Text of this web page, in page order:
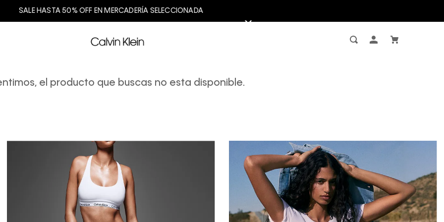
SALE HASTA 50% OFF EN MERCADERÍA SELECCIONADA
el producto que buscas no esta disponible.